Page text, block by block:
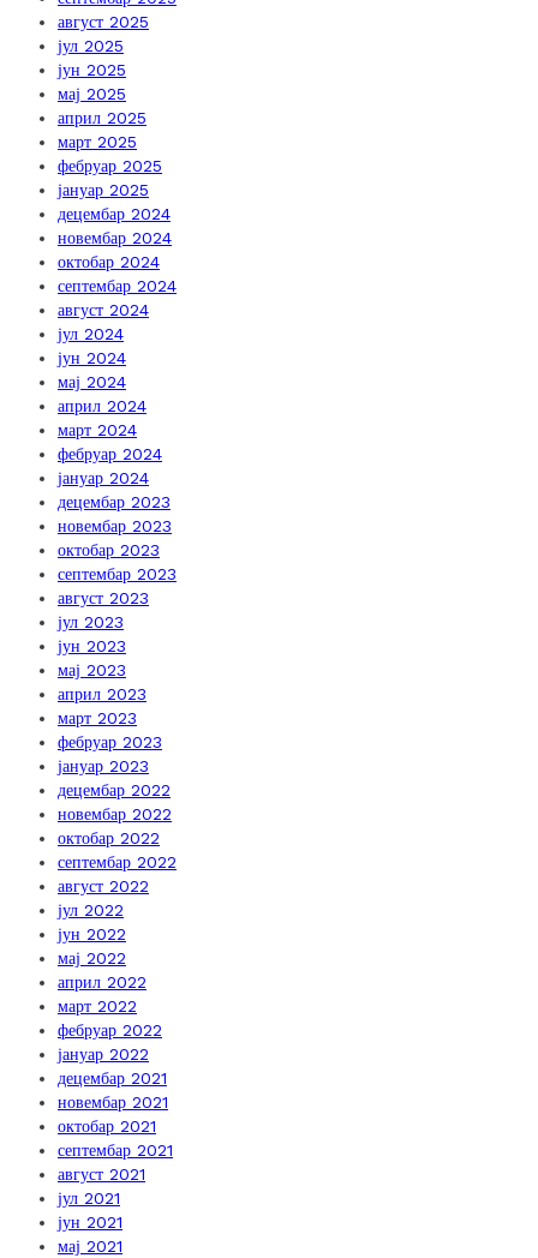
август 2025
јул 2025
јун 2025
мај 2025
април 2025
март 2025
фебруар 2025
јануар 2025
децембар 2024
новембар 2024
октобар 2024
септембар 2024
август 2024
јул 2024
јун 2024
мај 2024
април 2024
март 2024
фебруар 2024
јануар 2024
децембар 2023
новембар 2023
октобар 2023
септембар 2023
август 2023
јул 2023
јун 2023
мај 2023
април 2023
март 2023
фебруар 2023
јануар 2023
децембар 2022
новембар 2022
октобар 2022
септембар 2022
август 2022
јул 2022
јун 2022
мај 2022
април 2022
март 2022
фебруар 2022
јануар 2022
децембар 2021
новембар 2021
октобар 2021
септембар 2021
август 2021
јул 2021
јун 2021
мај 2021